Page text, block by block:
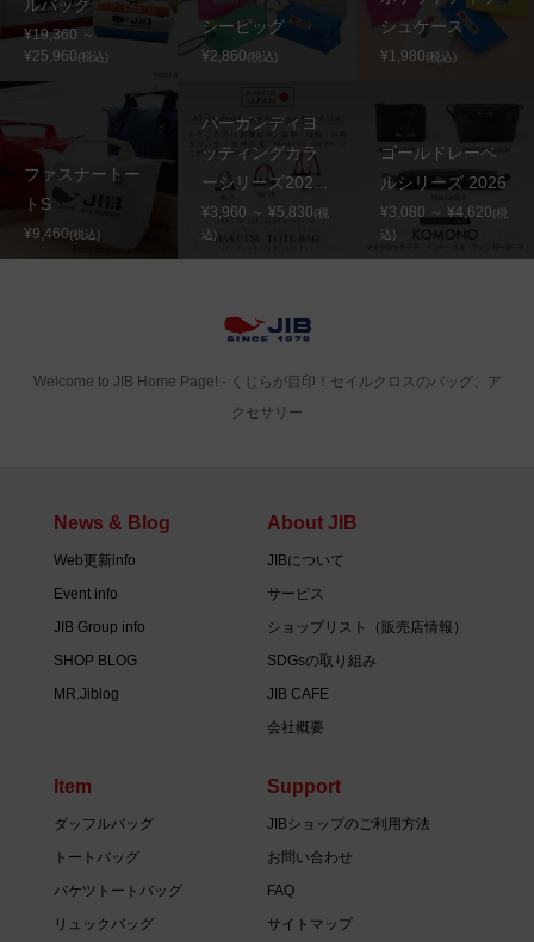
ルバッグ
¥19,360 ～
¥25,960(税込)
シーピッグ
¥2,860(税込)
シュケース
¥1,980(税込)
ファスナートー
トS
¥9,460(税込)
バーガンディヨ
ッティングカラ
ーシリーズ202...
¥3,960 ～ ¥5,830(税
込)
ゴールドレーベ
ルシリーズ 2026
¥3,080 ～ ¥4,620(税
込)
Welcome to JIB Home Page! ‐ くじらが目印！セイルクロスのバッグ、ア
クセサリー
News & Blog
Web更新info
Event info
JIB Group info
SHOP BLOG
MR.Jiblog
About JIB
JIBについて
サービス
ショップリスト（販売店情報）
SDGsの取り組み
JIB CAFE
会社概要
Item
ダッフルバッグ
トートバッグ
バケツトートバッグ
リュックバッグ
Support
JIBショップのご利用方法
お問い合わせ
FAQ
サイトマップ